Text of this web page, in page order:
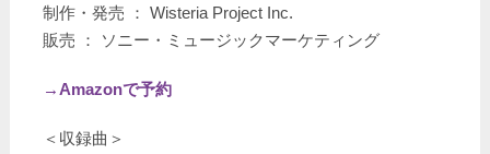
制作・発売 ： Wisteria Project Inc.
販売 ： ソニー・ミュージックマーケティング
→Amazonで予約
＜収録曲＞